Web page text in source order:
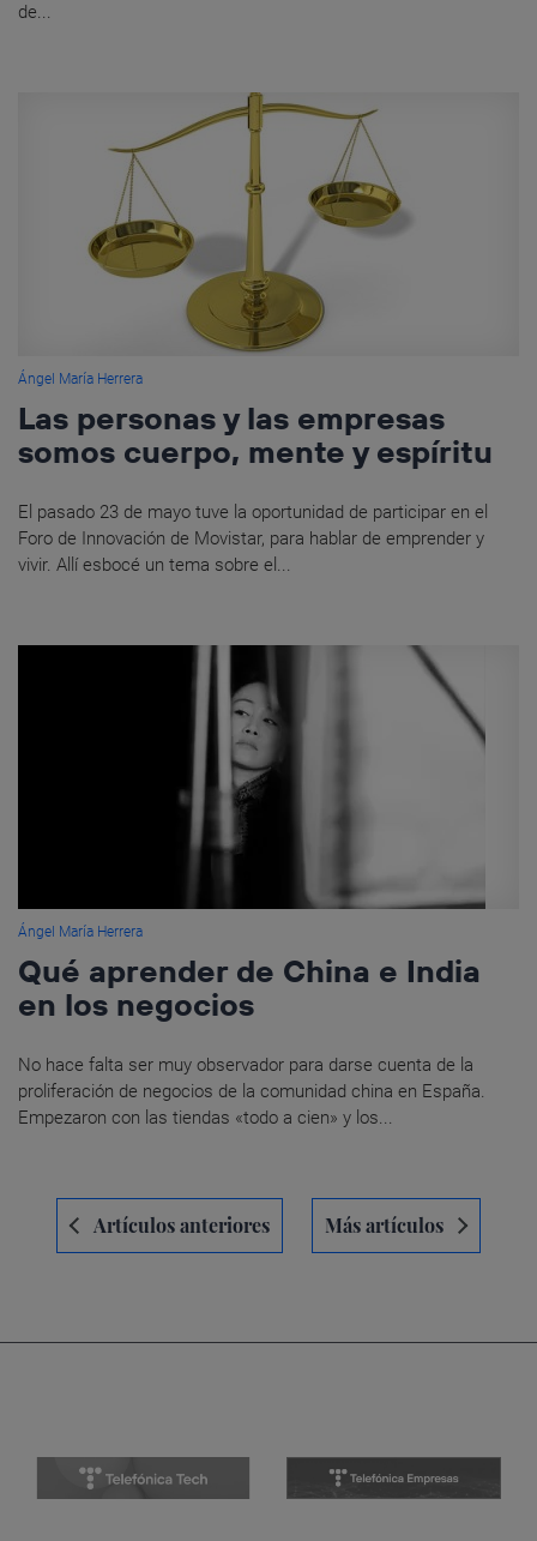
de...
Ángel María Herrera
Las personas y las empresas
somos cuerpo, mente y espíritu
El pasado 23 de mayo tuve la oportunidad de participar en el
Foro de Innovación de Movistar, para hablar de emprender y
vivir. Allí esbocé un tema sobre el...
Ángel María Herrera
Qué aprender de China e India
en los negocios
No hace falta ser muy observador para darse cuenta de la
proliferación de negocios de la comunidad china en España.
Empezaron con las tiendas «todo a cien» y los...
Navegación
entradas
Artículos anteriores Más artículos